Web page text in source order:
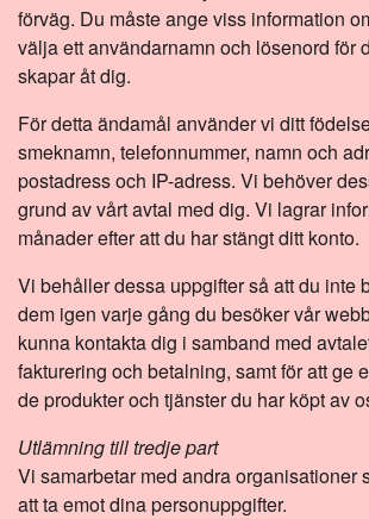
förväg. Du måste ange viss information
välja ett användarnamn och lösenord för
skapar åt dig.
För detta ändamål använder vi ditt
smeknamn, telefonnummer, namn och
postadress och IP-adress. Vi behöver
grund av vårt avtal med dig. Vi lagrar
månader efter att du har stängt ditt konto.
Vi behåller dessa uppgifter så att du inte
dem igen varje gång du besöker vår
kunna kontakta dig i samband med
fakturering och betalning, samt för att ge
de produkter och tjänster du har köpt av
Utlämning till tredje part
Vi samarbetar med andra organisationer
att ta emot dina personuppgifter.